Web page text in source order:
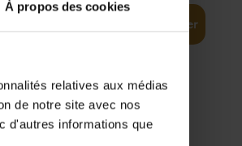
À propos des cookies
relatives aux médias
de notre site avec nos
d'autres informations que
Ajouter au panier